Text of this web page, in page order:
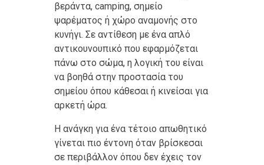
βεράντα, camping, σημείο
ψαρέματος ή χώρο αναμονής στο
κυνήγι. Σε αντίθεση με ένα απλό
αντικουνουπικό που εφαρμόζεται
πάνω στο σώμα, η λογική του είναι
να βοηθά στην προστασία του
σημείου όπου κάθεσαι ή κινείσαι για
αρκετή ώρα.
Η ανάγκη για ένα τέτοιο απωθητικό
γίνεται πιο έντονη όταν βρίσκεσαι
σε περιβάλλον όπου δεν έχεις τον